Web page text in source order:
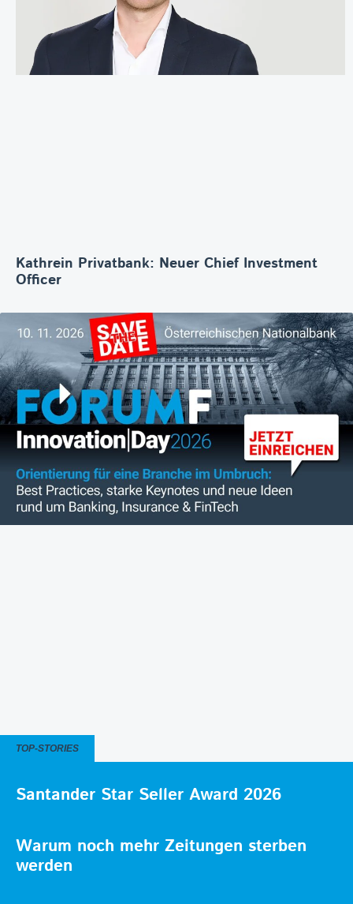
Kathrein Privatbank: Neuer Chief Investment
Officer
TOP-STORIES
Santander Star Seller Award 2026
Warum noch mehr Zeitungen sterben
werden